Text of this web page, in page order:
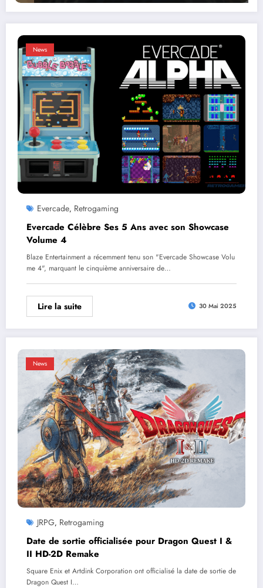
News
Evercade, Retrogaming
Evercade Célèbre Ses 5 Ans avec son Showcase
Volume 4
Blaze Entertainment a récemment tenu son "Evercade Showcase Volu
me 4", marquant le cinquième anniversaire de…
Lire la suite 30 Mai 2025
News
JRPG, Retrogaming
Date de sortie officialisée pour Dragon Quest I &
II HD-2D Remake
Square Enix et Artdink Corporation ont officialisé la date de sortie de
Dragon Quest I…